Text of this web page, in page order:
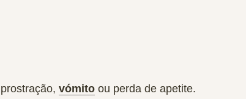
prostração, vómito ou perda de apetite.